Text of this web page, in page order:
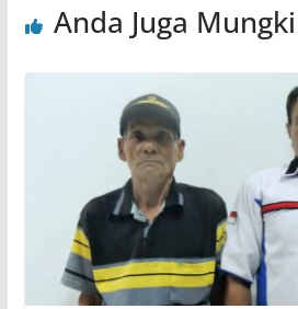
Anda Juga